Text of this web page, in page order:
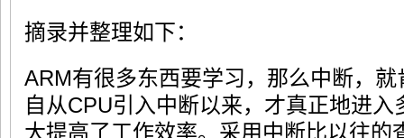
摘录并整理如下：
ARM有很多东西要学习，那么中断，
自从CPU引入中断以来，才真正地进
大提高了工作效率。采用中断比以往的